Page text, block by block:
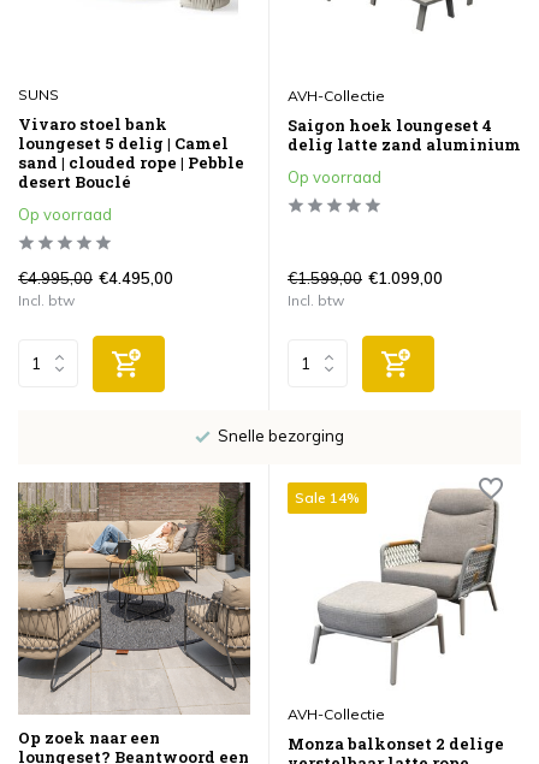
SUNS
Vivaro stoel bank
loungeset 5 delig | Camel
sand | clouded rope | Pebble
desert Bouclé
Op voorraad
€4.995,00 €4.495,00
Incl. btw
AVH-Collectie
Saigon hoek loungeset 4
delig latte zand aluminium
Op voorraad
€1.599,00 €1.099,00
Incl. btw
Snelle bezorging
Op zoek naar een
loungeset? Beantwoord een
Sale 14%
AVH-Collectie
Monza balkonset 2 delige